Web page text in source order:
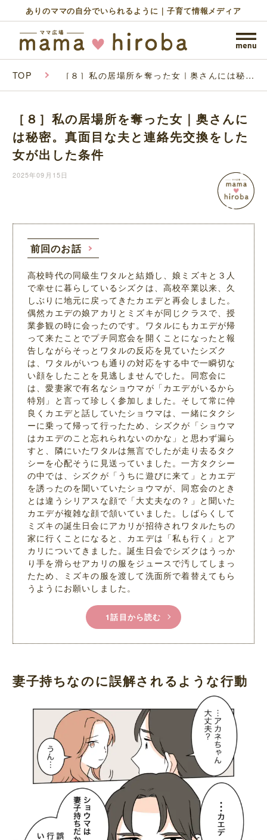
ありのママの自分でいられるように｜子育て情報メディア
TOP ［８］私の居場所を奪った女｜奥さんには秘
条件
［８］私の居場所を奪った女｜奥さんに
は秘密。真面目な夫と連絡先交換をした
女が出した条件
2025年09月15日
前回のお話
高校時代の同級生ワタルと結婚し、娘ミズキと３人
で幸せに暮らしているシズクは、高校卒業以来、久
しぶりに地元に戻ってきたカエデと再会しました。
偶然カエデの娘アカリとミズキが同じクラスで、授
業参観の時に会ったのです。ワタルにもカエデが帰
って来たことでプチ同窓会を開くことになったと報
告しながらそっとワタルの反応を見ていたシズク
は、ワタルがいつも通りの対応をする中で一瞬切な
い顔をしたことを見逃しませんでした。同窓会に
は、愛妻家で有名なショウマが「カエデがいるから
特別」と言って珍しく参加しました。そして常に仲
良くカエデと話していたショウマは、一緒にタクシ
ーに乗って帰って行ったため、シズクが「ショウマ
はカエデのこと忘れられないのかな」と思わず漏ら
すと、隣にいたワタルは無言でしたが走り去るタク
シーを心配そうに見送っていました。一方タクシー
の中では、シズクが「うちに遊びに来て」とカエデ
を誘ったのを聞いていたショウマが、同窓会のとき
とは違うシリアスな顔で「大丈夫なの？」と聞いた
カエデが複雑な顔で頷いていました。しばらくして
ミズキの誕生日会にアカリが招待されワタルたちの
家に行くことになると、カエデは「私も行く」とア
カリについてきました。誕生日会でシズクはうっか
り手を滑らせアカリの服をジュースで汚してしまっ
たため、ミズキの服を渡して洗面所で着替えてもら
うようにお願いしました。
1話目から読む
妻子持ちなのに誤解されるような行動